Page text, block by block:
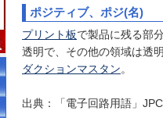
ポジティブ、ポジ(名)
プリント板で製品に残る部
透明で、その他の領域は透明
ダクションマスタン。
出典：「電子回路用語」